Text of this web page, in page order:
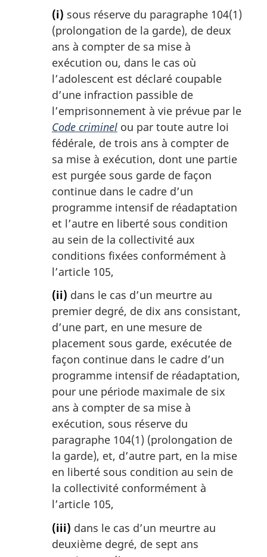
(i) sous réserve du paragraphe 104(1)
(prolongation de la garde), de deux
ans à compter de sa mise à
exécution ou, dans le cas où
l’adolescent est déclaré coupable
d’une infraction passible de
l’emprisonnement à vie prévue par le
Code criminel ou par toute autre loi
fédérale, de trois ans à compter de
sa mise à exécution, dont une partie
est purgée sous garde de façon
continue dans le cadre d’un
programme intensif de réadaptation
et l’autre en liberté sous condition
au sein de la collectivité aux
conditions fixées conformément à
l’article 105,
(ii) dans le cas d’un meurtre au
premier degré, de dix ans consistant,
d’une part, en une mesure de
placement sous garde, exécutée de
façon continue dans le cadre d’un
programme intensif de réadaptation,
pour une période maximale de six
ans à compter de sa mise à
exécution, sous réserve du
paragraphe 104(1) (prolongation de
la garde), et, d’autre part, en la mise
en liberté sous condition au sein de
la collectivité conformément à
l’article 105,
(iii) dans le cas d’un meurtre au
deuxième degré, de sept ans